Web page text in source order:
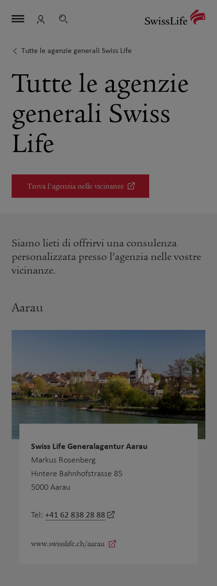
collegamenti
navigazione
Login
Tutte le agenzie
generali Swiss
Life
Trova l'agenzia nelle vicinanze
Tutte le agenzie generali Swiss Life
Siamo lieti di offrirvi una consulenza
personalizzata presso l’agenzia nelle vostre
vicinanze.
Aarau
Swiss Life Generalagentur Aarau
Markus Rosenberg
Hintere Bahnhofstrasse 85
5000 Aarau
Tel: +41 62 838 28 88
www.swisslife.ch/aarau